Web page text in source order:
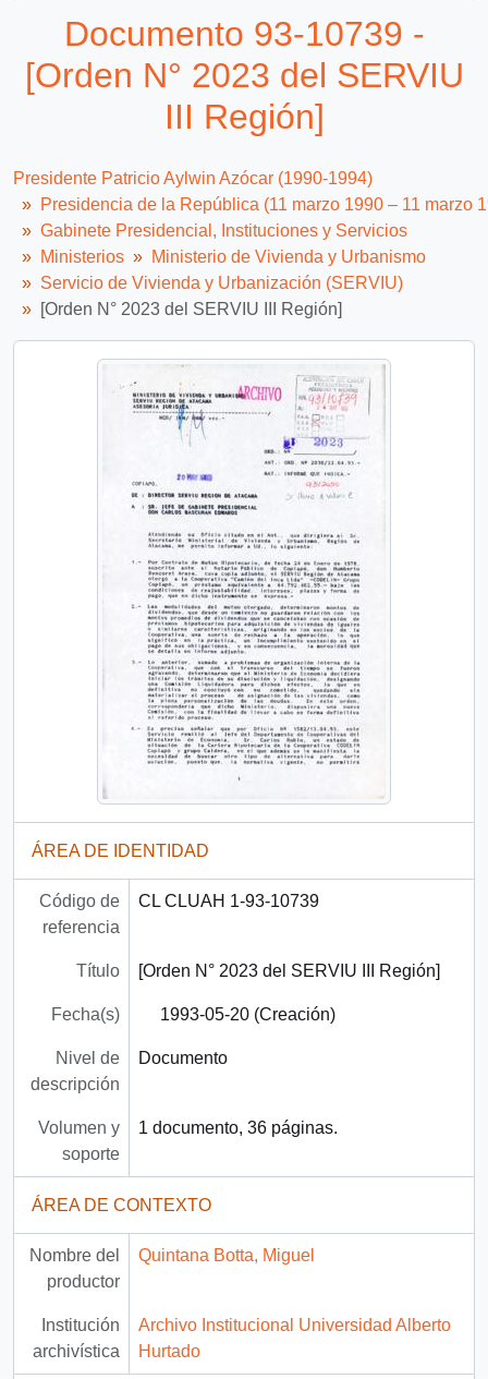
Documento 93-9906 - [Oficio N° 3459 del SERVIU Metropolitano]
Documento 93-10739 -
[Orden N° 2023 del SERVIU
III Región]
Presidente Patricio Aylwin Azócar (1990-1994)
Presidencia de la República (11 marzo 1990 – 11 marzo
Gabinete Presidencial, Instituciones y Servicios
Ministerios
Ministerio de Vivienda y Urbanismo
Servicio de Vivienda y Urbanización (SERVIU)
[Orden N° 2023 del SERVIU III Región]
ÁREA DE IDENTIDAD
Código de
referencia
CL CLUAH 1-93-10739
Título [Orden N° 2023 del SERVIU III Región]
Fecha(s) 1993-05-20 (Creación)
Nivel de
descripción
Documento
Volumen y
soporte
1 documento, 36 páginas.
ÁREA DE CONTEXTO
Nombre del
productor
Quintana Botta, Miguel
Institución
archivística
Archivo Institucional Universidad Alberto
Hurtado